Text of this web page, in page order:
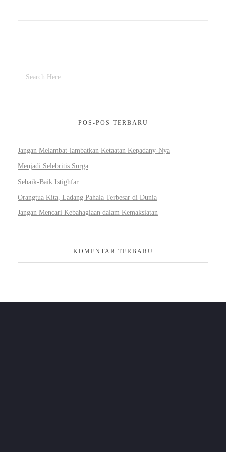
POS-POS TERBARU
Jangan Melambat-lambatkan Ketaatan Kepadany-Nya
Menjadi Selebritis Surga
Sebaik-Baik Istighfar
Orangtua Kita, Ladang Pahala Terbesar di Dunia
Jangan Mencari Kebahagiaan dalam Kemaksiatan
KOMENTAR TERBARU